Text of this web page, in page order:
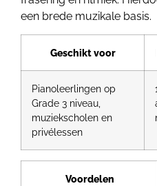
een brede muzikale basis.
Geschikt voor
Pianoleerlingen op
Grade 3 niveau,
muziekscholen en
privélessen
Voordelen